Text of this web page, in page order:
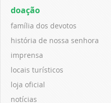
doação
família dos devotos
história de nossa senhora
imprensa
locais turísticos
loja oficial
notícias